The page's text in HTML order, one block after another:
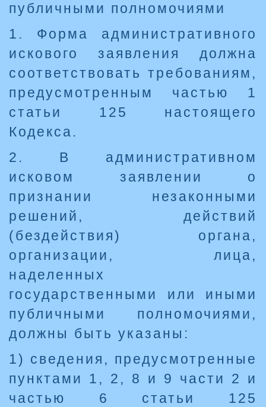
публичными полномочиями
1. Форма административного
искового заявления должна
соответствовать требованиям,
предусмотренным частью 1
статьи 125 настоящего
Кодекса.
2. В административном
исковом заявлении о
признании незаконными
решений, действий
(бездействия) органа,
организации, лица,
наделенных
государственными или иными
публичными полномочиями,
должны быть указаны:
1) сведения, предусмотренные
пунктами 1, 2, 8 и 9 части 2 и
частью 6 статьи 125